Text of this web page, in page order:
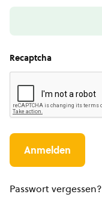
Recaptcha
Passwort vergessen?